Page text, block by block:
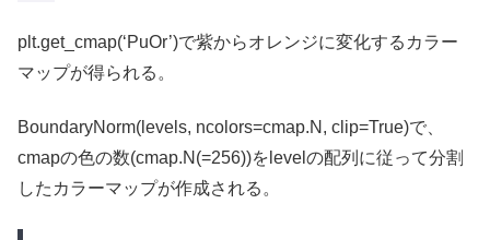
plt.get_cmap(‘PuOr’)で紫からオレンジに変化するカラー
マップが得られる。
BoundaryNorm(levels, ncolors=cmap.N, clip=True)で、
cmapの色の数(cmap.N(=256))をlevelの配列に従って分割
したカラーマップが作成される。